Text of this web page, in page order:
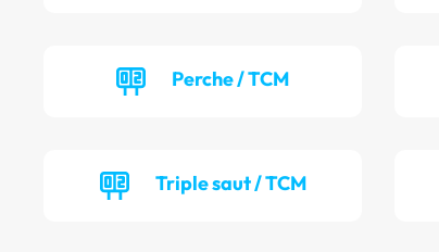
Perche / TCM
Triple saut / TCM